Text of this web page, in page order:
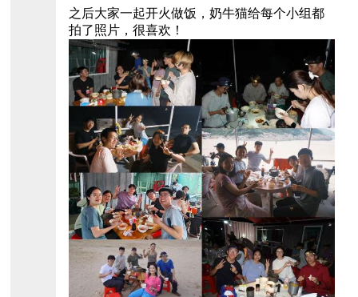
之后大家一起开火做饭，奶牛猫给每个小组都
拍了照片，很喜欢！